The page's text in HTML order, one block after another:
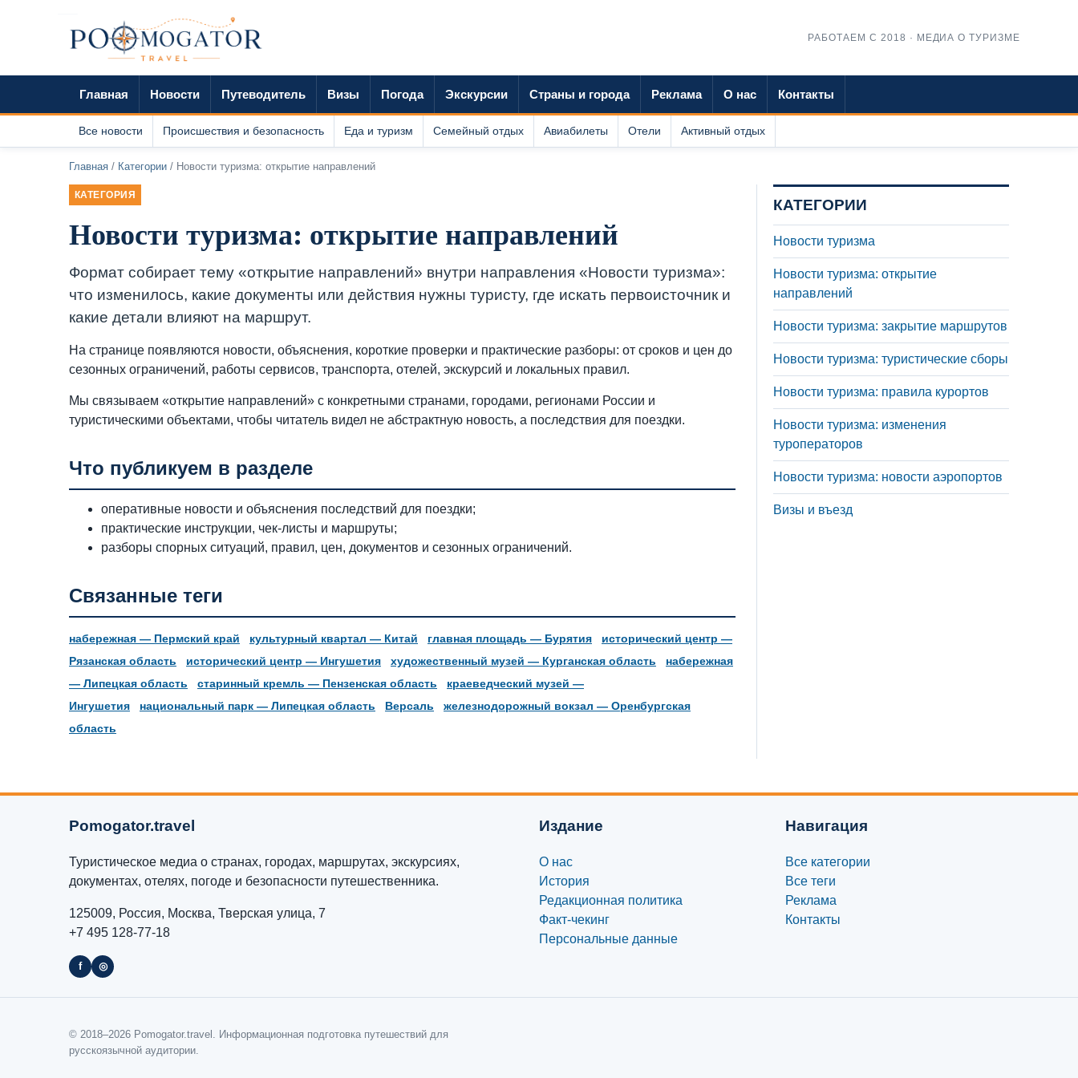
РАБОТАЕМ С 2018 · МЕДИА О ТУРИЗМЕ
Главная Новости Путеводитель Визы Погода Экскурсии Страны и города Реклама О нас Контакты
Все новости Происшествия и безопасность Еда и туризм Семейный отдых Авиабилеты Отели Активный отдых
Главная / Категории / Новости туризма: открытие направлений
КАТЕГОРИЯ
Новости туризма: открытие направлений
Формат собирает тему «открытие направлений» внутри направления «Новости туризма»:
что изменилось, какие документы или действия нужны туристу, где искать первоисточник и
какие детали влияют на маршрут.
На странице появляются новости, объяснения, короткие проверки и практические разборы: от сроков и цен до
сезонных ограничений, работы сервисов, транспорта, отелей, экскурсий и локальных правил.
Мы связываем «открытие направлений» с конкретными странами, городами, регионами России и
туристическими объектами, чтобы читатель видел не абстрактную новость, а последствия для поездки.
Что публикуем в разделе
оперативные новости и объяснения последствий для поездки;
практические инструкции, чек-листы и маршруты;
разборы спорных ситуаций, правил, цен, документов и сезонных ограничений.
Связанные теги
набережная — Пермский край культурный квартал — Китай главная площадь — Бурятия
исторический центр —
Рязанская область
исторический центр — Ингушетия художественный музей — Курганская область
набережная
— Липецкая область
старинный кремль — Пензенская область
краеведческий музей —
Ингушетия
национальный парк — Липецкая область Версаль
железнодорожный вокзал — Оренбургская
область
КАТЕГОРИИ
Новости туризма
Новости туризма: открытие
направлений
Новости туризма: закрытие маршрутов
Новости туризма: туристические сборы
Новости туризма: правила курортов
Новости туризма: изменения
туроператоров
Новости туризма: новости аэропортов
Визы и въезд
Pomogator.travel
Туристическое медиа о странах, городах, маршрутах, экскурсиях,
документах, отелях, погоде и безопасности путешественника.
125009, Россия, Москва, Тверская улица, 7
+7 495 128-77-18
f ◎
Издание
О нас
История
Редакционная политика
Факт-чекинг
Персональные данные
Навигация
Все категории
Все теги
Реклама
Контакты
© 2018–2026 Pomogator.travel. Информационная подготовка путешествий для
русскоязычной аудитории.